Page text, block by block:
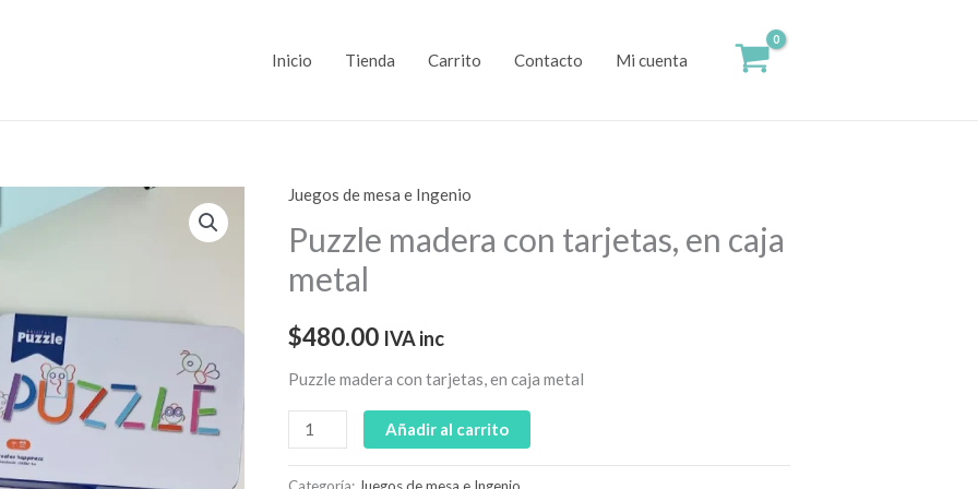
Inicio Tienda Carrito Contacto Mi cuenta
Juegos de mesa e Ingenio
Puzzle madera con tarjetas, en caja
metal
$480.00 IVA inc
Puzzle madera con tarjetas, en caja metal
Puzzle
madera
con
tarjetas,
caja
metal
cantidad
Añadir al carrito